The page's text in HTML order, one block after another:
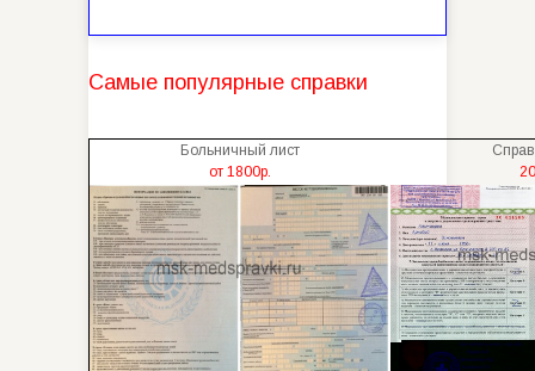
Самые популярные справки
Больничный лист
от 1800р.